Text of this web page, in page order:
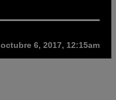
octubre 6, 2017, 12:15am